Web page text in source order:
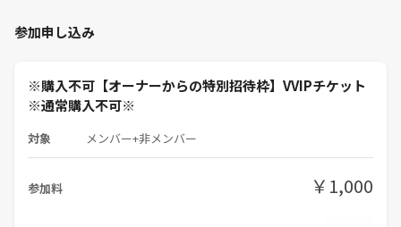
JR山手線 巣鴨駅 徒歩15分
■遊ぶゲームについて：
⚠️PITMILから大切なお願い⚠️
【来場者同士のミスマッチやギャップがないようにお伝えします】
参加申し込み
※購入不可【オーナーからの特別招待枠】VVIPチケット
※通常購入不可※
対象 メンバー+非メンバー
参加料 ￥1,000